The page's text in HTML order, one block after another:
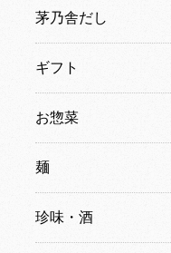
茅乃舎だし
ギフト
お惣菜
麺
珍味・酒